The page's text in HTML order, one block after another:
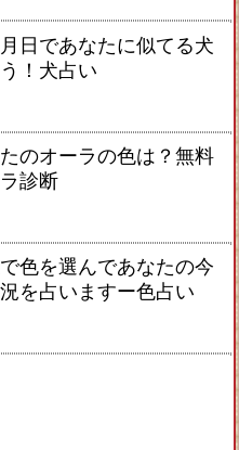
日であなたに似てる犬
！犬占い
のオーラの色は？無料
診断
色を選んであなたの今
を占いますー色占い